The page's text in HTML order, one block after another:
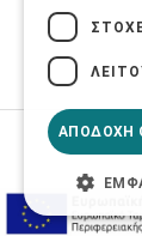
ΑΠΟΔΟΧΉ